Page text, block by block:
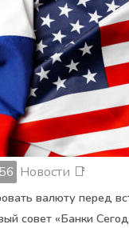
Новости 📑
валюту перед
совет «Банки